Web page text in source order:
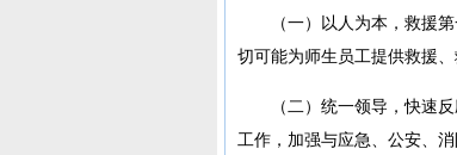
（一）以人为本，救援
切可能为师生员工提供救援、
（二）统一领导，快速
工作，加强与应急、公安、